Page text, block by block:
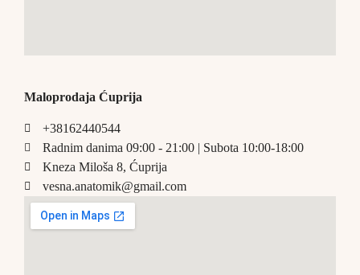
Maloprodaja Ćuprija
+38162440544
Radnim danima 09:00 - 21:00 | Subota 10:00-18:00
Kneza Miloša 8, Ćuprija
vesna.anatomik@gmail.com​